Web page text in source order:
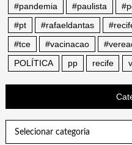
#pandemia
#paulista
#pt
#rafaeldantas
#tce
#vacinacao
POLÍTICA
pp recife